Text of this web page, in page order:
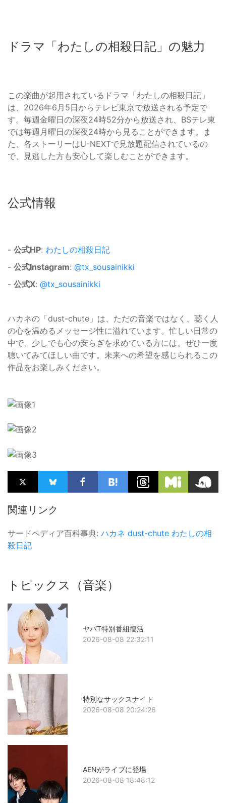
ドラマ「わたしの相殺日記」の魅力
この楽曲が起用されているドラマ「わたしの相殺日記」
は、2026年6月5日からテレビ東京で放送される予定で
す。毎週金曜日の深夜24時52分から放送され、BSテレ東
では毎週月曜日の深夜24時から見ることができます。ま
た、各ストーリーはU-NEXTで見放題配信されているの
で、見逃した方も安心して楽しむことができます。
公式情報
- 公式HP: わたしの相殺日記
- 公式Instagram: @tx_sousainikki
- 公式X: @tx_sousainikki
ハカネの「dust-chute」は、ただの音楽ではなく、聴く人
の心を温めるメッセージ性に溢れています。忙しい日常の
中で、少しでも心の安らぎを求めている方には、ぜひ一度
聴いてみてほしい曲です。未来への希望を感じられるこの
作品をお楽しみください。
関連リンク
サードペディア百科事典: ハカネ dust-chute わたしの相
殺日記
トピックス（音楽）
ヤバT特別番組復活
2026-08-08 22:32:11
特別なサックスナイト
2026-08-08 20:24:26
AENがライブに登場
2026-08-08 18:48:12